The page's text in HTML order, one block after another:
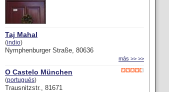
Taj Mahal
(indio)
Nymphenburger Straße, 80636
más >> >>
O Castelo München
(portugués)
Trausnitzstr., 81671